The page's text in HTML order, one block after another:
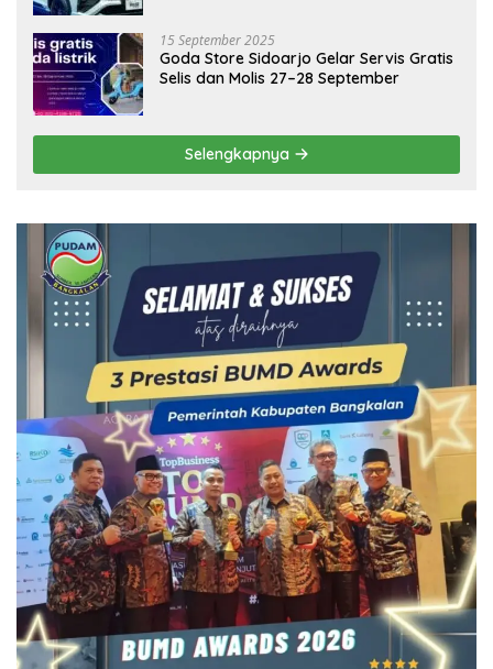
15 September 2025
Goda Store Sidoarjo Gelar Servis Gratis
Selis dan Molis 27–28 September
Selengkapnya